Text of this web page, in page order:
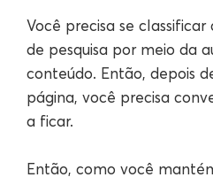
Você precisa se
de pesquisa por meio da
conteúdo. Então, depois
página, você precisa
a ficar.
Então, como você